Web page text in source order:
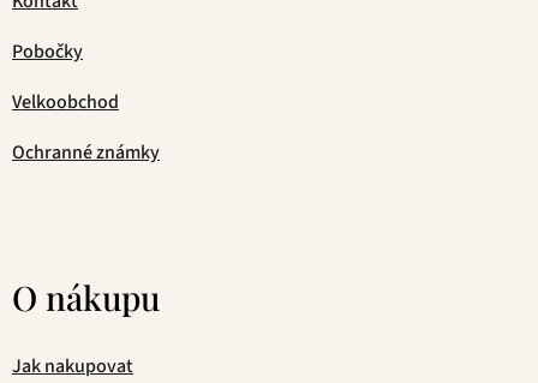
Pobočky
Velkoobchod
Ochranné známky
O nákupu
Jak nakupovat